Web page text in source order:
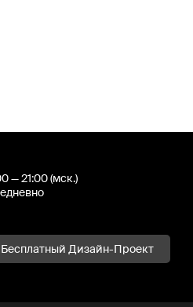
— 21:00 (мск.)
Бесплатный Дизайн-Проект